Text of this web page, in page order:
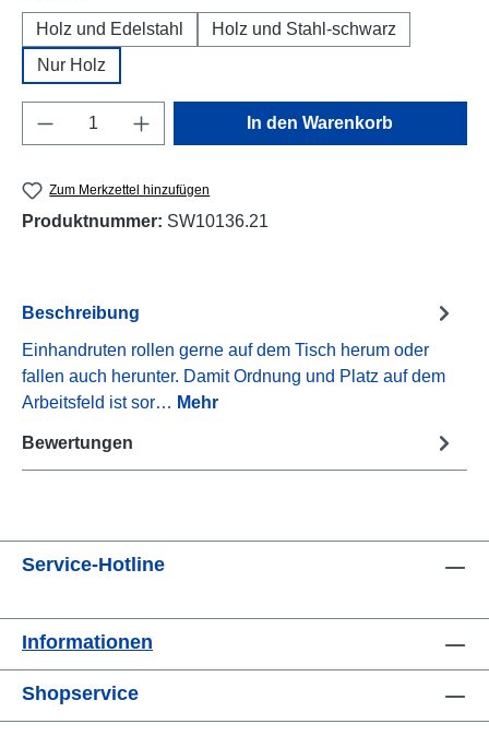
Holz und Edelstahl
Holz und Stahl-schwarz
Nur Holz
Produkt Anzahl: Gib den gewünschten
In den Warenkorb
Zum Merkzettel hinzufügen
Produktnummer: SW10136.21
Beschreibung
Einhandruten rollen gerne auf dem Tisch herum oder
fallen auch herunter. Damit Ordnung und Platz auf dem
Arbeitsfeld ist sor… Mehr
Bewertungen
Service-Hotline
Informationen
Shopservice